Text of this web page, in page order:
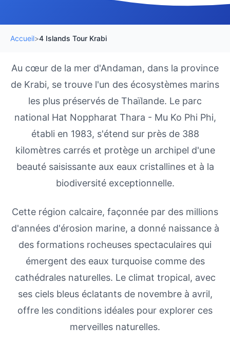
Accueil>4 Islands Tour Krabi
Au cœur de la mer d'Andaman, dans la province
de Krabi, se trouve l'un des écosystèmes marins
les plus préservés de Thaïlande. Le parc
national Hat Noppharat Thara - Mu Ko Phi Phi,
établi en 1983, s'étend sur près de 388
kilomètres carrés et protège un archipel d'une
beauté saisissante aux eaux cristallines et à la
biodiversité exceptionnelle.
Cette région calcaire, façonnée par des millions
d'années d'érosion marine, a donné naissance à
des formations rocheuses spectaculaires qui
émergent des eaux turquoise comme des
cathédrales naturelles. Le climat tropical, avec
ses ciels bleus éclatants de novembre à avril,
offre les conditions idéales pour explorer ces
merveilles naturelles.